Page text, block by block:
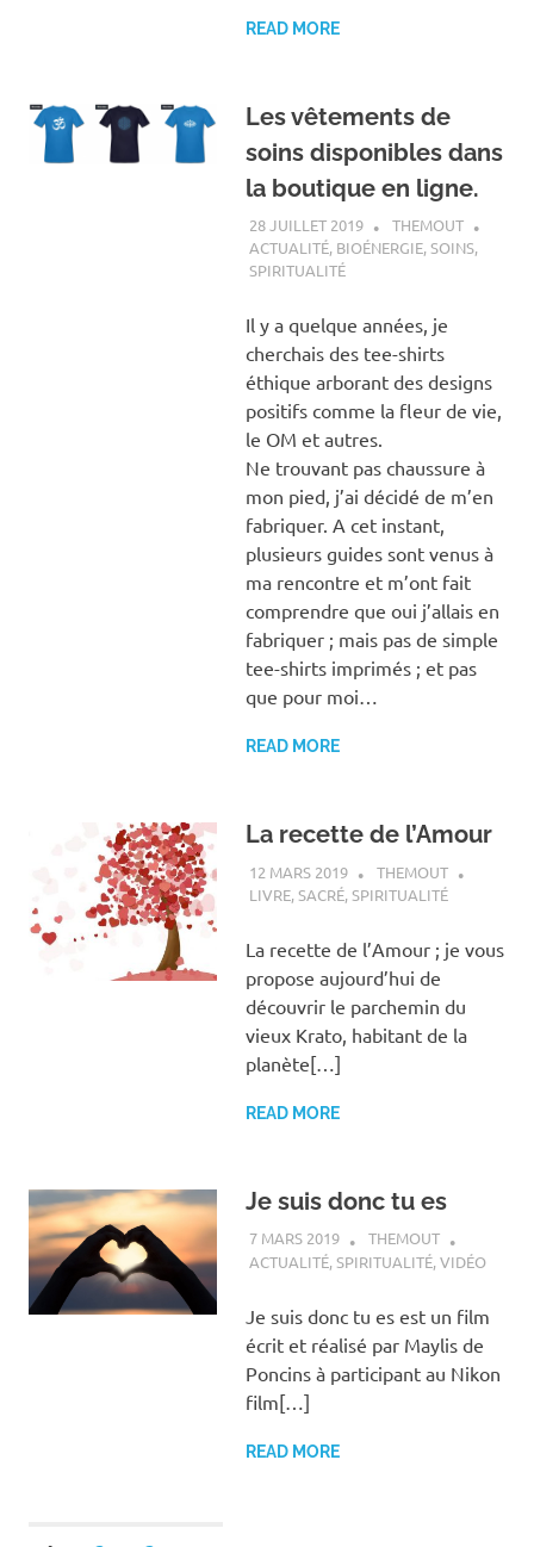
READ MORE
Les vêtements de
soins disponibles dans
la boutique en ligne.
28 JUILLET 2019
THEMOUT
ACTUALITÉ, BIOÉNERGIE,SOINS,
SPIRITUALITÉ
Il y a quelque années, je
cherchais des tee-shirts
éthique arborant des designs
positifs comme la fleur de vie,
le OM et autres.
Ne trouvant pas chaussure à
mon pied, j’ai décidé de m’en
fabriquer. A cet instant,
plusieurs guides sont venus à
ma rencontre et m’ont fait
comprendre que oui j’allais en
fabriquer ; mais pas de simple
tee-shirts imprimés ; et pas
que pour moi…
READ MORE
La recette de l’Amour
12 MARS 2019
THEMOUT
LIVRE,SACRÉ,SPIRITUALITÉ
La recette de l’Amour ; je vous
propose aujourd’hui de
découvrir le parchemin du
vieux Krato, habitant de la
planète[…]
READ MORE
Je suis donc tu es
7 MARS 2019
THEMOUT
ACTUALITÉ,SPIRITUALITÉ,VIDÉO
Je suis donc tu es est un film
écrit et réalisé par Maylis de
Poncins à participant au Nikon
film[…]
READ MORE